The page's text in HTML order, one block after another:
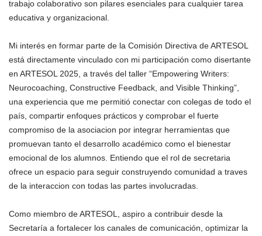
trabajo colaborativo son pilares esenciales para cualquier tarea
educativa y organizacional.
Mi interés en formar parte de la Comisión Directiva de ARTESOL
está directamente vinculado con mi participación como disertante
en ARTESOL 2025, a través del taller “Empowering Writers:
Neurocoaching, Constructive Feedback, and Visible Thinking”,
una experiencia que me permitió conectar con colegas de todo el
país, compartir enfoques prácticos y comprobar el fuerte
compromiso de la asociacion por integrar herramientas que
promuevan tanto el desarrollo académico como el bienestar
emocional de los alumnos. Entiendo que el rol de secretaria
ofrece un espacio para seguir construyendo comunidad a traves
de la interaccion con todas las partes involucradas.
Como miembro de ARTESOL, aspiro a contribuir desde la
Secretaría a fortalecer los canales de comunicación, optimizar la